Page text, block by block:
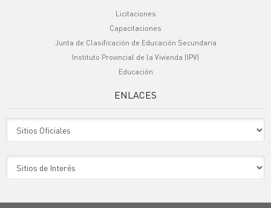
Licitaciones
Capacitaciones
Junta de Clasificación de Educación Secundaria
Instituto Provincial de la Vivienda (IPV)
Educación
ENLACES